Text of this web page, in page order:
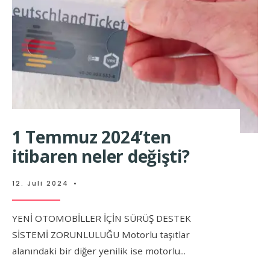
1 Temmuz 2024’ten
itibaren neler değişti?
12. Juli 2024 •
YENİ OTOMOBİLLER İÇİN SÜRÜŞ DESTEK
SİSTEMİ ZORUNLULUĞU Motorlu taşıtlar
alanındaki bir diğer yenilik ise motorlu...